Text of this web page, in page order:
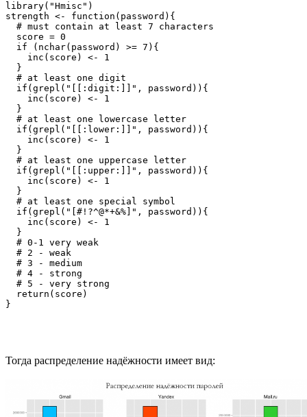
library("Hmisc")
strength <- function(password){
  # must contain at least 7 characters
  score = 0
  if (nchar(password) >= 7){
    inc(score) <- 1
  }
  # at least one digit
  if(grepl("[[:digit:]]", password)){
    inc(score) <- 1
  }
  # at least one lowercase letter
  if(grepl("[[:lower:]]", password)){
    inc(score) <- 1
  }
  # at least one uppercase letter
  if(grepl("[[:upper:]]", password)){
    inc(score) <- 1
  }
  # at least one special symbol
  if(grepl("[#!?^@*+&%]", password)){
    inc(score) <- 1
  }
  # 0-1 very weak
  # 2 - weak
  # 3 - medium
  # 4 - strong
  # 5 - very strong
  return(score)
Тогда распределение надёжности имеет вид: